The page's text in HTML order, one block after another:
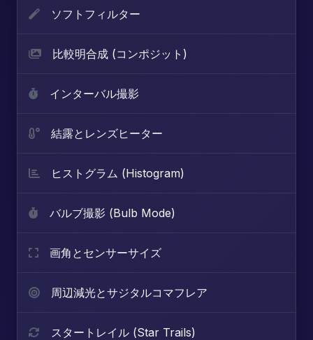
ソフトフィルター
比較明合成 (コンポジット)
インターバル撮影
結露とレンズヒーター
ヒストグラム (Histogram)
バルブ撮影 (Bulb Mode)
画角とセンサーサイズ
周辺減光とサジタルコマフレア
スタートレイル (Star Trails)